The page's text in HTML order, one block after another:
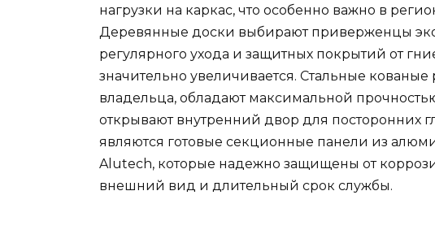
нагрузки на каркас, что особенно важно в
Деревянные доски выбирают приверженцы
регулярного ухода и защитных покрытий от
значительно увеличивается. Стальные
владельца, обладают максимальной
открывают внутренний двор для посторонних
являются готовые секционные панели из
Alutech, которые надежно защищены от
внешний вид и длительный срок службы.